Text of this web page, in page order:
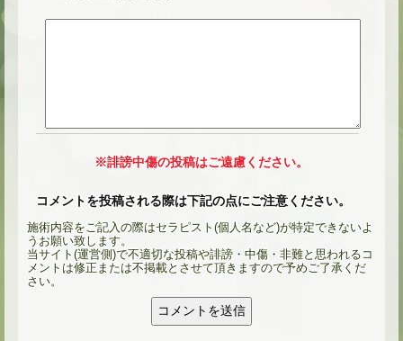
※誹謗中傷の投稿はご遠慮ください。
コメントを投稿される際は下記の点にご注意ください。
施術内容をご記入の際はセラピスト(個人名など)が特定できないよ
うお願い致します。
当サイト(運営側)で不適切な投稿や誹謗・中傷・非難と思われるコ
メントは修正または不掲載とさせて頂きますので予めご了承くだ
さい。